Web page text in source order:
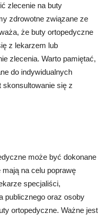
zlecenie na buty
zdrowotne związane ze
że buty ortopedyczne
z lekarzem lub
zlecenia. Warto pamiętać,
do indywidualnych
skonsultowanie się z
może być dokonane
na celu poprawę
specjaliści,
publicznego oraz osoby
ortopedyczne. Ważne jest